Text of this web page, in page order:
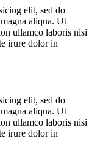
elit, sed do
aliqua. Ut
ullamco laboris nisi
irure dolor in
elit, sed do
aliqua. Ut
ullamco laboris nisi
irure dolor in